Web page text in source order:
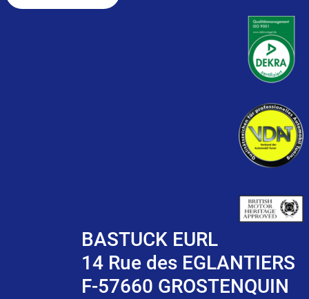
BASTUCK EURL
14 Rue des EGLANTIERS
F-57660 GROSTENQUIN